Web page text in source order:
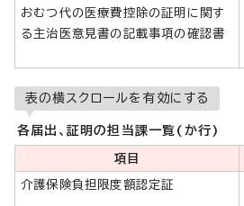
おむつ代の医療費控除の証明に関す
る主治医意見書の記載事項の確認書
表の横スクロールを有効にする
各届出、証明の担当課一覧(か行)
項目
介護保険負担限度額認定証